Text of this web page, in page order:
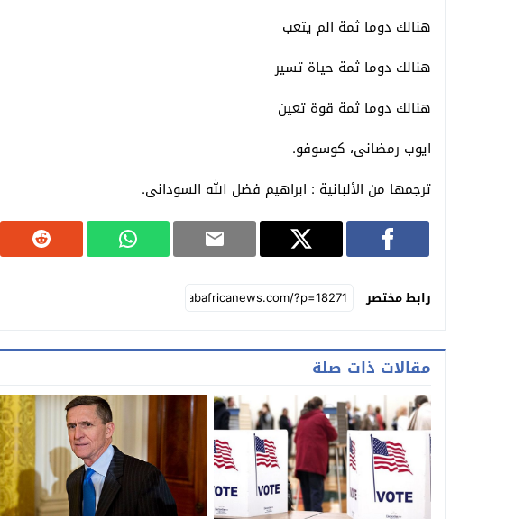
هنالك دوما ثمة الم يتعب
هنالك دوما ثمة حياة تسير
هنالك دوما ثمة قوة تعين
ايوب رمضانى، كوسوفو.
ترجمها من الألبانية : ابراهيم فضل الله السودانى.
رابط مختصر
مقالات ذات صلة